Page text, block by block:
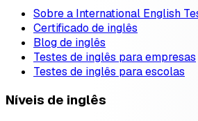
Sobre a International English
Certificado de inglês
Blog de inglês
Testes de inglês para empresas
Testes de inglês para escolas
Níveis de inglês